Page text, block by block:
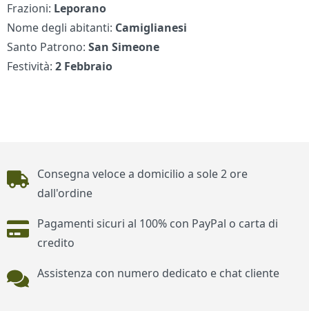
Frazioni: Leporano
Nome degli abitanti: Camiglianesi
Santo Patrono:San Simeone
Festività:2 Febbraio
Piè di pagina
Consegna veloce a domicilio a sole 2 ore
dall'ordine
Pagamenti sicuri al 100% con PayPal o carta di
credito
Assistenza con numero dedicato e chat cliente